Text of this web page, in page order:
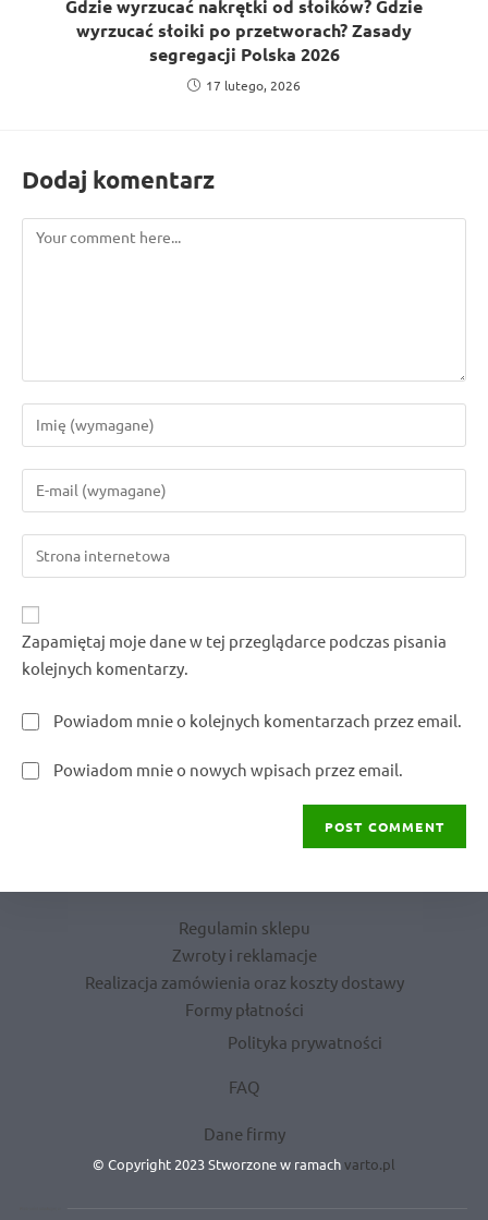
Gdzie wyrzucać nakrętki od słoików? Gdzie
wyrzucać słoiki po przetworach? Zasady
segregacji Polska 2026
17 lutego, 2026
Dodaj komentarz
Comment
name
username
to
comment
email
address
to
comment
URL
(optional)
Zapamiętaj moje dane w tej przeglądarce podczas pisania
kolejnych komentarzy.
Powiadom mnie o kolejnych komentarzach przez email.
Powiadom mnie o nowych wpisach przez email.
Regulamin sklepu
Zwroty i reklamacje
Realizacja zamówienia oraz koszty dostawy
Formy płatności
Polityka prywatności
FAQ
Dane firmy
© Copyright 2023 Stworzone w ramachvarto.pl